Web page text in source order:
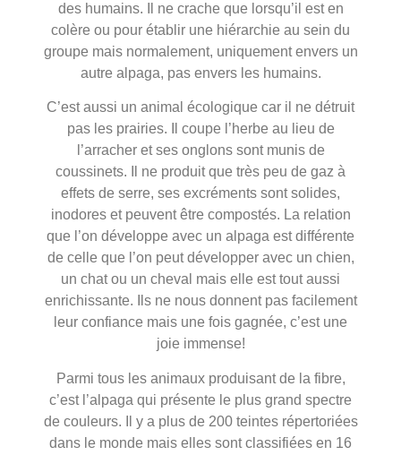
des humains. Il ne crache que lorsqu’il est en
colère ou pour établir une hiérarchie au sein du
groupe mais normalement, uniquement envers un
autre alpaga, pas envers les humains.
C’est aussi un animal écologique car il ne détruit
pas les prairies. Il coupe l’herbe au lieu de
l’arracher et ses onglons sont munis de
coussinets. Il ne produit que très peu de gaz à
effets de serre, ses excréments sont solides,
inodores et peuvent être compostés. La relation
que l’on développe avec un alpaga est différente
de celle que l’on peut développer avec un chien,
un chat ou un cheval mais elle est tout aussi
enrichissante. Ils ne nous donnent pas facilement
leur confiance mais une fois gagnée, c’est une
joie immense!
Parmi tous les animaux produisant de la fibre,
c’est l’alpaga qui présente le plus grand spectre
de couleurs. Il y a plus de 200 teintes répertoriées
dans le monde mais elles sont classifiées en 16